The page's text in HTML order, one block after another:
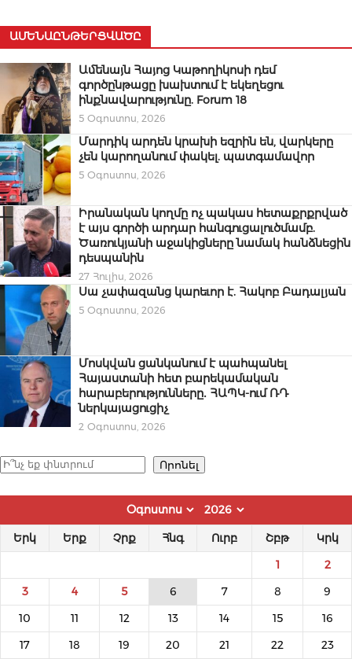
ԱՄԵՆԱԸՆԹԵՐՑՎԱԾԸ
Ամենայն Հայոց Կաթողիկոսի դեմ
գործընթացը խախտում է եկեղեցու
ինքնավարությունը. Forum 18
5 Օգոստոս, 2026
Մարդիկ արդեն կրախի եզրին են, վարկերը
չեն կարողանում փակել. պատգամավոր
5 Օգոստոս, 2026
Իրանական կողմը ոչ պակաս հետաքրքրված
է այս գործի արդար հանգուցալուծմամբ.
Ծառուկյանի աջակիցները նամակ հանձնեցին
դեսպանին
27 Հուլիս, 2026
Սա չափազանց կարեւոր է. Հակոբ Բադալյան
5 Օգոստոս, 2026
Մոսկվան ցանկանում է պահպանել
Հայաստանի հետ բարեկամական
հարաբերությունները․ ՀԱՊԿ-ում ՌԴ
ներկայացուցիչ
2 Օգոստոս, 2026
Որոնել Որոնել
Երկ Երք Չրք Հնգ Ուրբ Շբթ Կրկ
1 2
3 4 5 6 7 8 9
10 11 12 13 14 15 16
17 18 19 20 21 22 23